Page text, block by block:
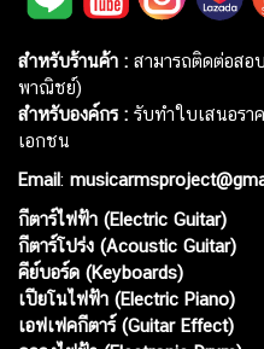
สำหรับร้านค้า : สามารถติดต่อสอ
พาณิชย์)
สำหรับองค์กร : รับทำใบเสนอรา
เอกชน
Email:
กีตาร์ไฟฟ้า (Electric Guitar)
กีตาร์โปร่ง (Acoustic Guitar)
คีย์บอร์ด (Keyboards)
เปียโนไฟฟ้า (Electric Piano)
เอฟเฟคกีตาร์ (Guitar Effect)